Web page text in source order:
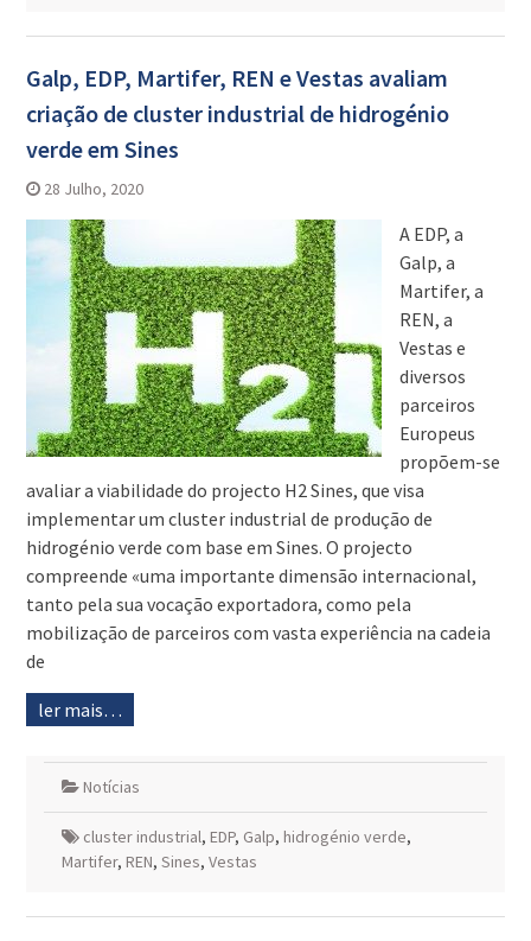
Galp, EDP, Martifer, REN e Vestas avaliam
criação de cluster industrial de hidrogénio
verde em Sines
28 Julho, 2020
A EDP, a
Galp, a
Martifer, a
REN, a
Vestas e
diversos
parceiros
Europeus
propõem-se
avaliar a viabilidade do projecto H2 Sines, que visa
implementar um cluster industrial de produção de
hidrogénio verde com base em Sines. O projecto
compreende «uma importante dimensão internacional,
tanto pela sua vocação exportadora, como pela
mobilização de parceiros com vasta experiência na cadeia
de
ler mais…
Notícias
cluster industrial, EDP, Galp, hidrogénio verde,
Martifer, REN, Sines, Vestas